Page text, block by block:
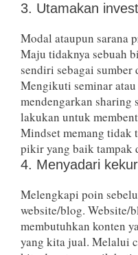
3. Utamakan
Modal ataupun sarana
Maju tidaknya sebuah
sendiri sebagai sumber
Mengikuti seminar
mendengarkan sharing
lakukan untuk
Mindset memang tidak
pikir yang baik tampak
4. Menyadari
Melengkapi poin
website/blog. Website/
membutuhkan konten
yang kita jual. Melalui